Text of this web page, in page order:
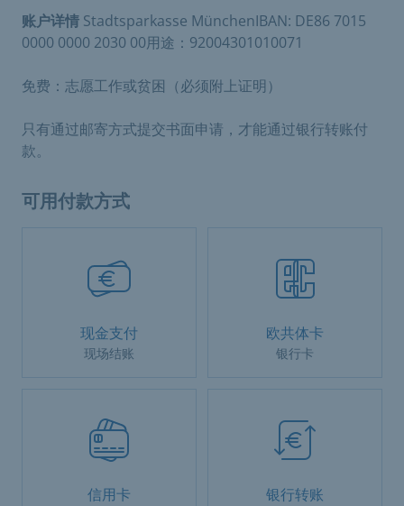
账户详情 Stadtsparkasse MünchenIBAN: DE86 7015
0000 0000 2030 00用途：92004301010071
免费：志愿工作或贫困（必须附上证明）
只有通过邮寄方式提交书面申请，才能通过银行转账付
款。
可用付款方式
现金支付
现场结账
欧共体卡
银行卡
信用卡 银行转账